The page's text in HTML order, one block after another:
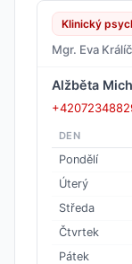
Klinický
Mgr. Eva
Alžběta
DEN
Pondělí
Úterý
Středa
Čtvrtek
Pátek